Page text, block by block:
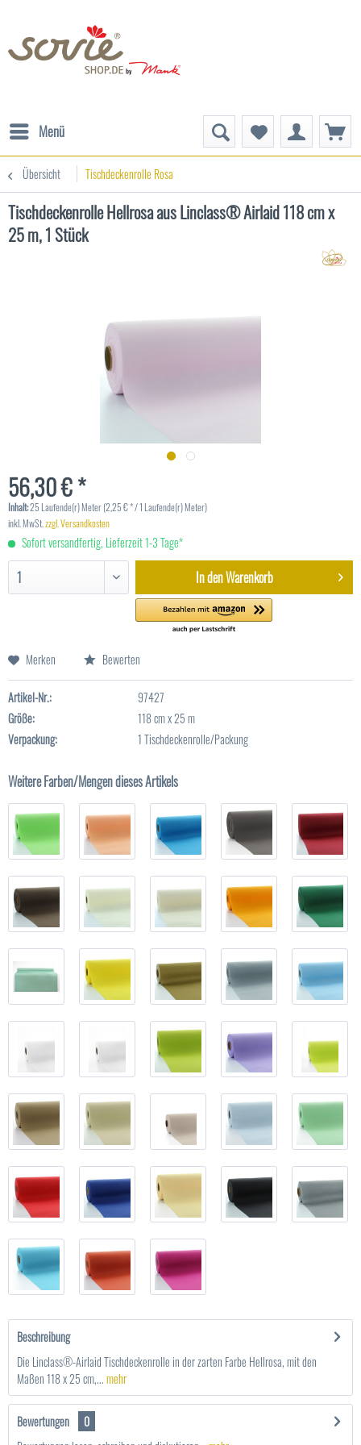
Menü
Übersicht Tischdeckenrolle Rosa
Tischdeckenrolle Hellrosa aus Linclass® Airlaid 118 cm x
25 m, 1 Stück
56,30 € *
Inhalt:25 Laufende(r) Meter (2,25 € * / 1 Laufende(r) Meter)
inkl. MwSt.zzgl. Versandkosten
Sofort versandfertig, Lieferzeit 1-3 Tage*
In denWarenkorb
Merken Bewerten
Artikel-Nr.:
97427
Größe:
118 cm x 25 m
Verpackung:
1 Tischdeckenrolle/Packung
Weitere Farben/Mengen dieses Artikels
Beschreibung
Die Linclass®-Airlaid Tischdeckenrolle in der zarten Farbe Hellrosa, mit den
Maßen 118 x 25 cm,...mehr
Bewertungen
0